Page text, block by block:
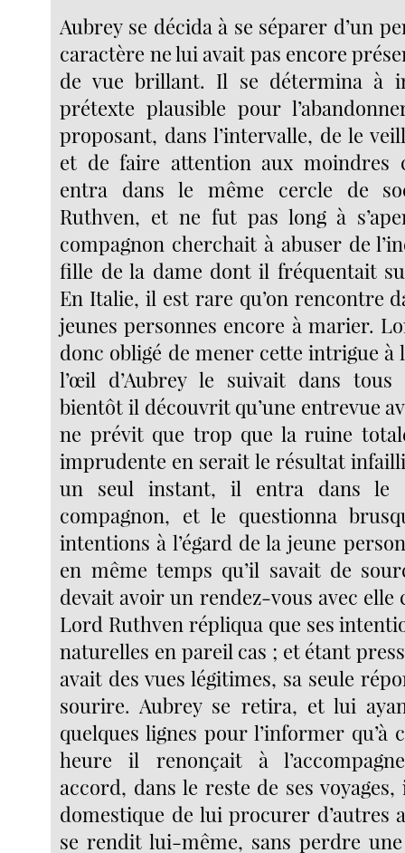
Aubrey se décida à se séparer d’un
caractère ne lui avait pas encore
de vue brillant. Il se détermina à
prétexte plausible pour
proposant, dans l’intervalle, de le
et de faire attention aux moindres
entra dans le même cercle de
Ruthven, et ne fut pas long à
compagnon cherchait à abuser de
fille de la dame dont il fréquentait
En Italie, il est rare qu’on rencontre
jeunes personnes encore à marier.
donc obligé de mener cette intrigue à
l’œil d’Aubrey le suivait dans
bientôt il découvrit qu’une entrevue
ne prévit que trop que la ruine
imprudente en serait le résultat
un seul instant, il entra dans le
compagnon, et le questionna
intentions à l’égard de la jeune
en même temps qu’il savait de
devait avoir un rendez-vous avec elle
Lord Ruthven répliqua que ses
naturelles en pareil cas ; et étant
avait des vues légitimes, sa seule
sourire. Aubrey se retira, et lui
quelques lignes pour l’informer qu’à
heure il renonçait à
accord, dans le reste de ses
domestique de lui procurer d’autres
se rendit lui-même, sans perdre